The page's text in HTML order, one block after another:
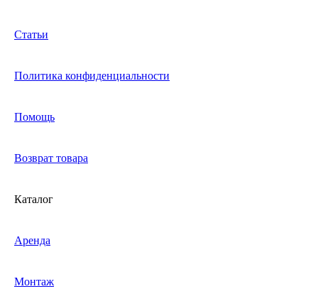
Статьи
Политика конфиденциальности
Помощь
Возврат товара
Каталог
Аренда
Монтаж